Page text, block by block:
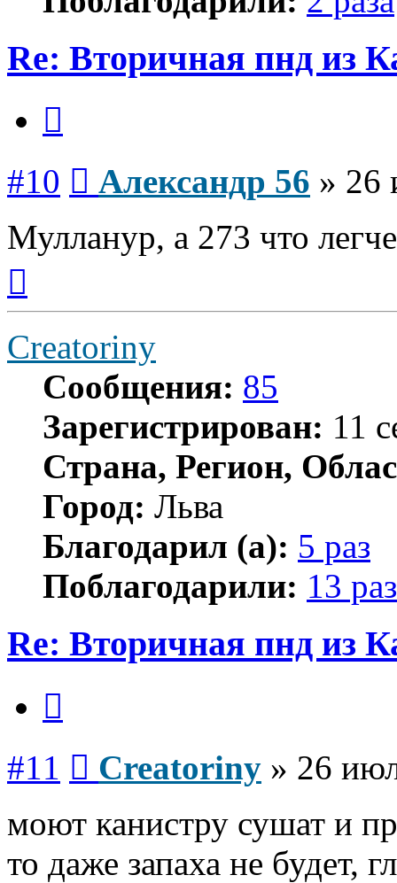
Re: Вторичная пнд из
#10 Александр 56 » 26
Мулланур, а 273 что
началу
Creatoriny
Сообщения: 85
Зарегистрирован: 11
Страна, Регион,
Город: Льва
Благодарил (а): 5 раз
Поблагодарили: 13 раз
Re: Вторичная пнд из
#11 Creatoriny » 26
моют канистру сушат и
то даже запаха не будет,